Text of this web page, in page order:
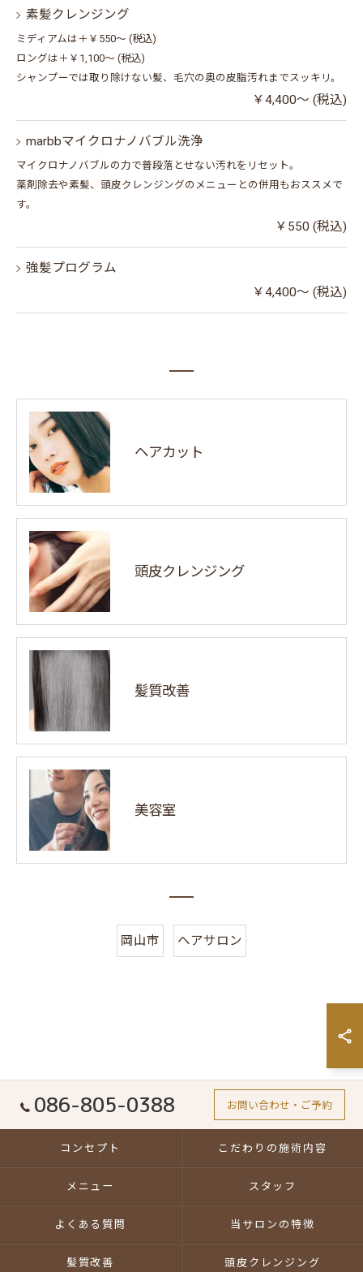
素髪クレンジング
ミディアムは＋￥550～ (税込)
ロングは＋￥1,100～ (税込)
シャンプーでは取り除けない髪、毛穴の奥の皮脂汚れまでスッキリ。
￥4,400～ (税込)
marbbマイクロナノバブル洗浄
マイクロナノバブルの力で普段落とせない汚れをリセット。
薬剤除去や素髪、頭皮クレンジングのメニューとの併用もおススメで
す。
￥550 (税込)
強髪プログラム
￥4,400～ (税込)
ヘアカット
頭皮クレンジング
髪質改善
美容室
岡山市 ヘアサロン
086-805-0388 お問い合わせ・ご予約
コンセプト こだわりの施術内容
メニュー スタッフ
よくある質問 当サロンの特徴
髪質改善 頭皮クレンジング